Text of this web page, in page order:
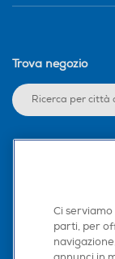
Trova negozio
Scarica la
Ci
parti, per